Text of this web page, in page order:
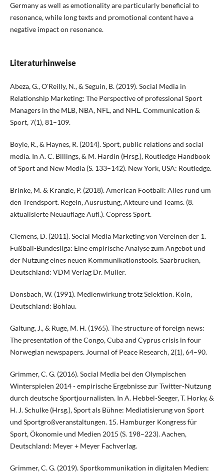
Germany as well as emotionality are particularly beneficial to
resonance, while long texts and promotional content have a
negative impact on resonance.
Literaturhinweise
Abeza, G., O'Reilly, N., & Seguin, B. (2019). Social Media in
Relationship Marketing: The Perspective of professional Sport
Managers in the MLB, NBA, NFL, and NHL. Communication &
Sport, 7(1), 81–109.
Boyle, R., & Haynes, R. (2014). Sport, public relations and social
media. In A. C. Billings, & M. Hardin (Hrsg.), Routledge Handbook
of Sport and New Media (S. 133–142). New York, USA: Routledge.
Brinke, M. & Kränzle, P. (2018). American Football: Alles rund um
den Trendsport. Regeln, Ausrüstung, Akteure und Teams. (8.
aktualisierte Neuauflage Aufl.). Copress Sport.
Clemens, D. (2011). Social Media Marketing von Vereinen der 1.
Fußball-Bundesliga: Eine empirische Analyse zum Angebot und
der Nutzung eines neuen Kommunikationstools. Saarbrücken,
Deutschland: VDM Verlag Dr. Müller.
Donsbach, W. (1991). Medienwirkung trotz Selektion. Köln,
Deutschland: Böhlau.
Galtung, J., & Ruge, M. H. (1965). The structure of foreign news:
The presentation of the Congo, Cuba and Cyprus crisis in four
Norwegian newspapers. Journal of Peace Research, 2(1), 64–90.
Grimmer, C. G. (2016). Social Media bei den Olympischen
Winterspielen 2014 - empirische Ergebnisse zur Twitter-Nutzung
durch deutsche Sportjournalisten. In A. Hebbel-Seeger, T. Horky, &
H. J. Schulke (Hrsg.), Sport als Bühne: Mediatisierung von Sport
und Sportgroßveranstaltungen. 15. Hamburger Kongress für
Sport, Ökonomie und Medien 2015 (S. 198–223). Aachen,
Deutschland: Meyer + Meyer Fachverlag.
Grimmer, C. G. (2019). Sportkommunikation in digitalen Medien: